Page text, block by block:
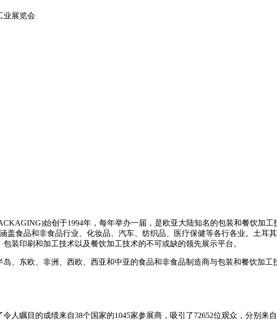
业展览会
始创于1994年，每年举办一届，是欧亚大陆知名的包装和餐饮加
盖食品和非食品行业、化妆品、汽车、纺织品、医疗保健等各行各业。土耳
装印刷和加工技术以及餐饮加工技术的不可或缺的领先展示平台。
、东欧、非洲、西欧、西亚和中亚的食品和非食品制造商与包装和餐饮加
人瞩目的成绩来自38个国家的1045家参展商，吸引了72652位观众，分别来